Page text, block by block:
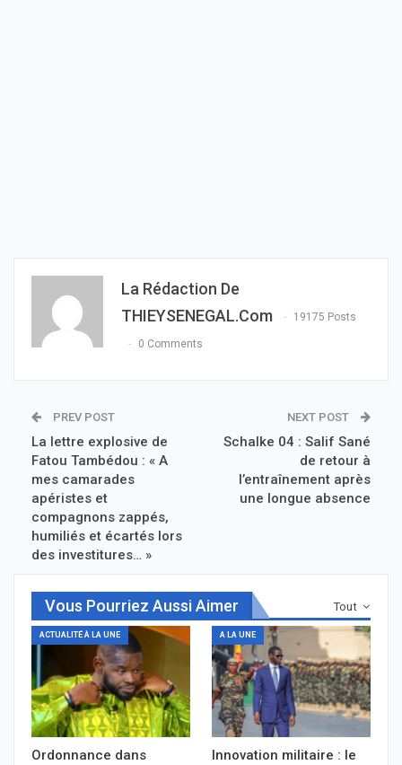
La Rédaction De
THIEYSENEGAL.com
19175 Posts
0 Comments
PREV POST
La lettre explosive de
Fatou Tambédou : « A
mes camarades
apéristes et
compagnons zappés,
humiliés et écartés lors
des investitures… »
NEXT POST
Schalke 04 : Salif Sané
de retour à
l’entraînement après
une longue absence
Tout
Vous Pourriez Aussi Aimer
ACTUALITÉ À LA UNE
Ordonnance dans
A LA UNE
Innovation militaire : le